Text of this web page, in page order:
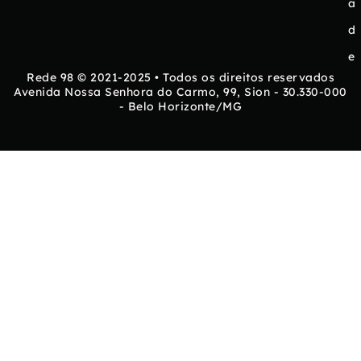
a
d
e
Rede 98 © 2021-2025 • Todos os direitos reservados
Avenida Nossa Senhora do Carmo, 99, Sion - 30.330-000
- Belo Horizonte/MG